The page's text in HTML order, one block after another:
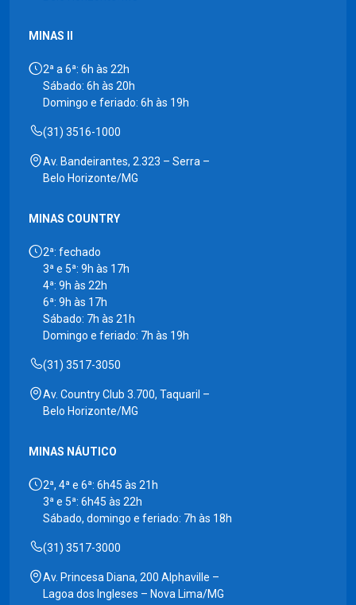
MINAS II
2ª a 6ª: 6h às 22h
Sábado: 6h às 20h
Domingo e feriado: 6h às 19h
(31) 3516-1000
Av. Bandeirantes, 2.323 – Serra –
Belo Horizonte/MG
MINAS COUNTRY
2ª: fechado
3ª e 5ª: 9h às 17h
4ª: 9h às 22h
6ª: 9h às 17h
Sábado: 7h às 21h
Domingo e feriado: 7h às 19h
(31) 3517-3050
Av. Country Club 3.700, Taquaril –
Belo Horizonte/MG
MINAS NÁUTICO
2ª, 4ª e 6ª: 6h45 às 21h
3ª e 5ª: 6h45 às 22h
Sábado, domingo e feriado: 7h às 18h
(31) 3517-3000
Av. Princesa Diana, 200 Alphaville –
Lagoa dos Ingleses – Nova Lima/MG